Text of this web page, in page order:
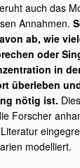
auch das
Annahmen.
ab, wie
oder
in
überleben
nötig ist.
Forscher
modelliert.